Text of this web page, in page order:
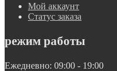
Мой аккаунт
Статус заказа
режим работы
Ежедневно: 09:00 - 19:00